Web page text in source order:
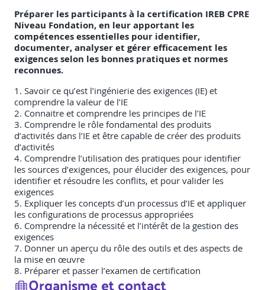
Préparer les participants à la certification IREB CPRE
Niveau Fondation, en leur apportant les
compétences essentielles pour identifier,
documenter, analyser et gérer efficacement les
exigences selon les bonnes pratiques et normes
reconnues.
1. Savoir ce qu’est l’ingénierie des exigences (IE) et
comprendre la valeur de l’IE
2. Connaitre et comprendre les principes de l’IE
3. Comprendre le rôle fondamental des produits
d’activités dans l’IE et être capable de créer des produits
d’activités
4. Comprendre l’utilisation des pratiques pour identifier
les sources d’exigences, pour élucider des exigences, pour
identifier et résoudre les conflits, et pour valider les
exigences
5. Expliquer les concepts d’un processus d’IE et appliquer
les configurations de processus appropriées
6. Comprendre la nécessité et l’intérêt de la gestion des
exigences
7. Donner un aperçu du rôle des outils et des aspects de
la mise en œuvre
8. Préparer et passer l’examen de certification
Organisme et contact